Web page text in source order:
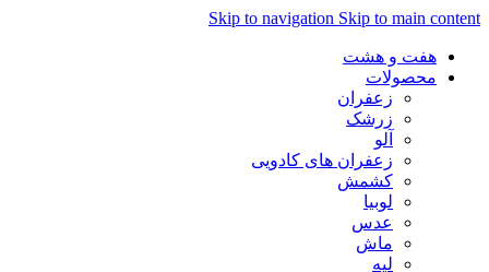
Skip to navigation Skip to main content
هفت و هشت
محصولات
زعفران
زرشک
آلو
زعفران های کادویی
کشمش
لوبیا
عدس
ماش
لپه